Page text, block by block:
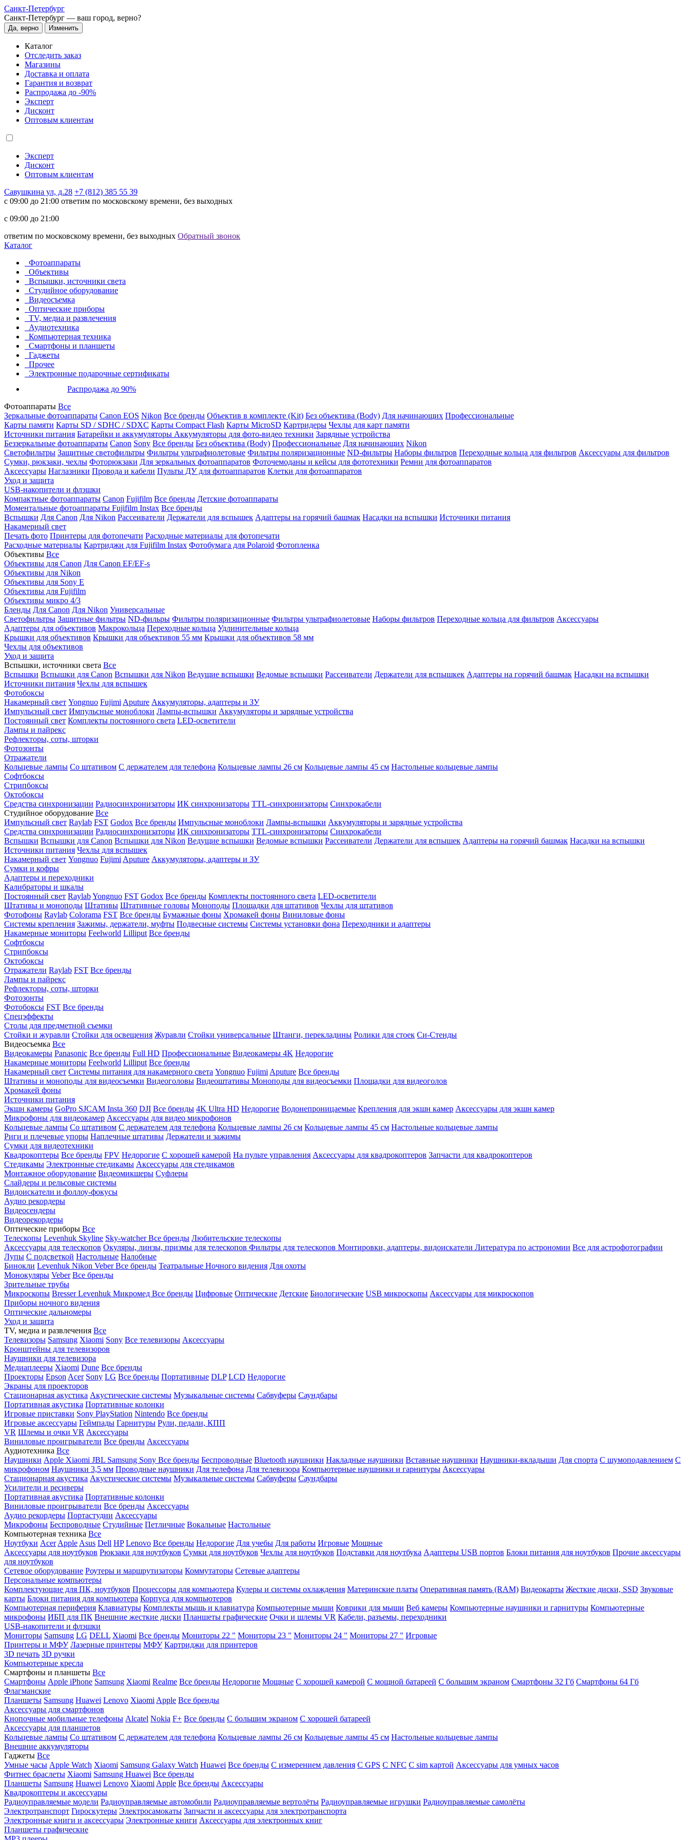
Санкт-Петербург
Санкт-Петербург — ваш город, верно?
Да, верно Изменить
Каталог
Отследить заказ
Магазины
Доставка и оплата
Гарантия и возврат
Распродажа до -90%
Эксперт
Дисконт
Оптовым клиентам
Эксперт
Дисконт
Оптовым клиентам
Савушкина ул, д.28 +7 (812) 385 55 39
c 09:00 до 21:00 ответим по московскому времени, без выходных
c 09:00 до 21:00
ответим по московскому времени, без выходных Обратный звонок
Каталог
Фотоаппараты
Объективы
Вспышки, источники света
Студийное оборудование
Видеосъемка
Оптические приборы
TV, медиа и развлечения
Аудиотехника
Компьютерная техника
Смартфоны и планшеты
Гаджеты
Прочее
Электронные подарочные сертификаты
Распродажа до 90%
Фотоаппараты Все
Зеркальные фотоаппараты Canon EOS Nikon Все бренды Объектив в комплекте (Kit) Без объектива (Body) Для начинающих Профессиональные
Карты памяти Карты SD / SDHC / SDXC Карты Compact Flash Карты MicroSD Картридеры Чехлы для карт памяти
Источники питания Батарейки и аккумуляторы Аккумуляторы для фото-видео техники Зарядные устройства
Беззеркальные фотоаппараты Canon Sony Все бренды Без объектива (Body) Профессиональные Для начинающих Nikon
Светофильтры Защитные светофильтры Фильтры ультрафиолетовые Фильтры поляризационные ND-фильтры Наборы фильтров Переходные кольца для фильтров Аксессуары для фильтров
Сумки, рюкзаки, чехлы Фоторюкзаки Для зеркальных фотоаппаратов Фоточемоданы и кейсы для фототехники Ремни для фотоаппаратов
Аксессуары Наглазники Провода и кабели Пульты ДУ для фотоаппаратов Клетки для фотоаппаратов
Уход и защита
USB-накопители и флэшки
Компактные фотоаппараты Canon Fujifilm Все бренды Детские фотоаппараты
Моментальные фотоаппараты Fujifilm Instax Все бренды
Вспышки Для Canon Для Nikon Рассеиватели Держатели для вспышек Адаптеры на горячий башмак Насадки на вспышки Источники питания
Накамерный свет
Печать фото Принтеры для фотопечати Расходные материалы для фотопечати
Расходные материалы Картриджи для Fujifilm Instax Фотобумага для Polaroid Фотопленка
Объективы Все
Объективы для Canon Для Canon EF/EF-s
Объективы для Nikon
Объективы для Sony E
Объективы для Fujifilm
Объективы микро 4/3
Бленды Для Canon Для Nikon Универсальные
Светофильтры Защитные фильтры ND-фильры Фильтры поляризационные Фильтры ультрафиолетовые Наборы фильтров Переходные кольца для фильтров Аксессуары
Адаптеры для объективов Макрокольца Переходные кольца Удлинительные кольца
Крышки для объективов Крышки для объективов 55 мм Крышки для объективов 58 мм
Чехлы для объективов
Уход и защита
Вспышки, источники света Все
Вспышки Вспышки для Canon Вспышки для Nikon Ведущие вспышки Ведомые вспышки Рассеиватели Держатели для вспышкек Адаптеры на горячий башмак Насадки на вспышки
Источники питания Чехлы для вспышек
Фотобоксы
Накамерный свет Yongnuo Fujimi Aputure Аккумуляторы, адаптеры и ЗУ
Импульсный свет Импульсные моноблоки Лампы-вспышки Аккумуляторы и зарядные устройства
Постоянный свет Комплекты постоянного света LED-осветители
Лампы и пайрекс
Рефлекторы, соты, шторки
Фотозонты
Отражатели
Кольцевые лампы Со штативом С держателем для телефона Кольцевые лампы 26 см Кольцевые лампы 45 см Настольные кольцевые лампы
Софтбоксы
Стрипбоксы
Октобоксы
Средства синхронизации Радиосинхронизаторы ИК синхронизаторы TTL-синхронизаторы Синхрокабели
Студийное оборудование Все
Импульсный свет Raylab FST Godox Все бренды Импульсные моноблоки Лампы-вспышки Аккумуляторы и зарядные устройства
Средства синхронизации Радиосинхронизаторы ИК синхронизаторы TTL-синхронизаторы Синхрокабели
Вспышки Вспышки для Canon Вспышки для Nikon Ведущие вспышки Ведомые вспышки Рассеиватели Держатели для вспышек Адаптеры на горячий башмак Насадки на вспышки
Источники питания Чехлы для вспышек
Накамерный свет Yongnuo Fujimi Aputure Аккумуляторы, адаптеры и ЗУ
Сумки и кофры
Адаптеры и переходники
Калибраторы и шкалы
Постоянный свет RaylabYongnuo FST Godox Все бренды Комплекты постоянного света LED-осветители
Штативы и моноподы Штативы Штативные головы Моноподы Площадки для штативов Чехлы для штативов
Фотофоны Raylab Colorama FST Все бренды Бумажные фоны Хромакей фоны Виниловые фоны
Системы крепления Зажимы, держатели, муфты Подвесные системы Системы установки фона Переходники и адаптеры
Накамерные мониторы Feelworld Lilliput Все бренды
Софтбоксы
Стрипбоксы
Октобоксы
Отражатели Raylab FST Все бренды
Лампы и пайрекс
Рефлекторы, соты, шторки
Фотозонты
Фотобоксы FST Все бренды
Спецэффекты
Столы для предметной съемки
Стойки и журавли Стойки для освещения Журавли Стойки универсальные Штанги, перекладины Ролики для стоек Си-Стенды
Видеосъемка Все
Видеокамеры Panasonic Все бренды Full HD Профессиональные Видеокамеры 4K Недорогие
Накамерные мониторы Feelworld Lilliput Все бренды
Накамерный свет Системы питания для накамерного света Yongnuo Fujimi Aputure Все бренды
Штативы и моноподы для видеосъемки Видеоголовы Видеоштативы Моноподы для видеосъемки Площадки для видеоголов
Хромакей фоны
Источники питания
Экшн камеры GoPro SJCAM Insta 360 DJI Все бренды 4K Ultra HD Недорогие Водонепроницаемые Крепления для экшн камер Аксессуары для экшн камер
Микрофоны для видеокамер Аксессуары для видео микрофонов
Кольцевые лампы Со штативом C держателем для телефона Кольцевые лампы 26 см Кольцевые лампы 45 см Настольные кольцевые лампы
Риги и плечевые упоры Наплечные штативы Держатели и зажимы
Сумки для видеотехники
Квадрокоптеры Все бренды FPV Недорогие С хорошей камерой На пульте управления Аксессуары для квадрокоптеров Запчасти для квадрокоптеров
Стедикамы Электронные стедикамы Аксессуары для стедикамов
Монтажное оборудование Видеомикшеры Суфлеры
Слайдеры и рельсовые системы
Видоискатели и фоллоу-фокусы
Аудио рекордеры
Видеосендеры
Видеорекордеры
Оптические приборы Все
Телескопы Levenhuk Skyline Sky-watcherВсе бренды Любительские телескопы
Аксессуары для телескопов Окуляры, линзы, призмы для телескопов Фильтры для телескопов Монтировки, адаптеры, видоискатели Литература по астрономии Все для астрофотографии
Лупы С подсветкой Настольные Налобные
Бинокли Levenhuk Nikon VeberВсе бренды Театральные Ночного видения Для охоты
Монокуляры Veber Все бренды
Зрительные трубы
Микроскопы BresserLevenhuk Микромед Все бренды Цифровые Оптические Детские Биологические USB микроскопы Аксессуары для микроскопов
Приборы ночного видения
Оптические дальномеры
Уход и защита
TV, медиа и развлечения Все
Телевизоры Samsung Xiaomi Sony Все телевизоры Аксессуары
Кронштейны для телевизоров
Наушники для телевизора
Медиаплееры Xiaomi Dune Все бренды
Проекторы Epson Acer Sony LG Все бренды Портативные DLP LCD Недорогие
Экраны для проекторов
Стационарная акустика Акустические системы Музыкальные системы Сабвуферы Саундбары
Портативная акустика Портативные колонки
Игровые приставки Sony PlayStation Nintendo Все бренды
Игровые аксессуары Геймпады Гарнитуры Рули, педали, КПП
VR Шлемы и очки VR Аксессуары
Виниловые проигрыватели Все бренды Аксессуары
Аудиотехника Все
Наушники Apple Xiaomi JBL Samsung Sony Все бренды Беспроводные Bluetooth наушники Накладные наушники Вставные наушники Наушники-вкладыши Для спорта С шумоподавлением С
микрофоном Наушники 3,5 мм Проводные наушники Для телефона Для телевизора Компьютерные наушники и гарнитуры Аксессуары
Стационарная акустика Акустические системы Музыкальные системы Сабвуферы Саундбары
Усилители и ресиверы
Портативная акустика Портативные колонки
Виниловые проигрыватели Все бренды Аксессуары
Аудио рекордеры Портастудии Аксессуары
Микрофоны Беспроводные Студийные Петличные Вокальные Настольные
Компьютерная техника Все
Ноутбуки Acer Apple Asus Dell HP Lenovo Все бренды Недорогие Для учебы Для работы Игровые Мощные
Аксессуары для ноутбуков Рюкзаки для ноутбуков Сумки для ноутбуков Чехлы для ноутбуков Подставки для ноутбука Адаптеры USB портов Блоки питания для ноутбуков Прочие аксессуары
для ноутбуков
Сетевое оборудование Роутеры и маршрутизаторы Коммутаторы Сетевые адаптеры
Персональные компьютеры
Комплектующие для ПК, ноутбуков Процессоры для компьютера Кулеры и системы охлаждения Материнские платы Оперативная память (RAM) Видеокарты Жесткие диски, SSD Звуковые
карты Блоки питания для компьютера Корпуса для компьютеров
Компьютерная периферия Клавиатуры Комплекты мышь и клавиатура Компьютерные мыши Коврики для мыши Веб камеры Компьютерные наушники и гарнитуры Компьютерные
микрофоны ИБП для ПК Внешние жесткие диски Планшеты графические Очки и шлемы VR Кабели, разъемы, переходники
USB-накопители и флэшки
Мониторы Samsung LG DELL Xiaomi Все бренды Мониторы 22 " Мониторы 23 " Мониторы 24 " Мониторы 27 " Игровые
Принтеры и МФУ Лазерные принтеры МФУ Картриджи для принтеров
3D печать 3D ручки
Компьютерные кресла
Смартфоны и планшеты Все
Смартфоны Apple iPhone Samsung Xiaomi Realme Все бренды Недорогие Мощные С хорошей камерой С мощной батареей С большим экраном Смартфоны 32 Гб Смартфоны 64 Гб
Флагманские
Планшеты Samsung Huawei Lenovo Xiaomi Apple Все бренды
Аксессуары для смартфонов
Кнопочные мобильные телефоны Alcatel Nokia F+ Все бренды С большим экраном С хорошей батареей
Аксессуары для планшетов
Кольцевые лампы Со штативом C держателем для телефона Кольцевые лампы 26 см Кольцевые лампы 45 см Настольные кольцевые лампы
Внешние аккумуляторы
Гаджеты Все
Умные часы Apple Watch Xiaomi Samsung Galaxy Watch Huawei Все бренды C измерением давления C GPS C NFC C sim картой Аксессуары для умных часов
Фитнес браслеты Xiaomi Samsung Huawei Все бренды
Планшеты Samsung Huawei Lenovo Xiaomi Apple Все бренды Аксессуары
Квадрокоптеры и аксессуары
Радиоуправляемые модели Радиоуправляемые автомобили Радиоуправляемые вертолёты Радиоуправляемые игрушки Радиоуправляемые самолёты
Электротранспорт Гироскутеры Электросамокаты Запчасти и аксессуары для электротранспорта
Электронные книги и аксессуары Электронные книги Аксессуары для электронных книг
Планшеты графические